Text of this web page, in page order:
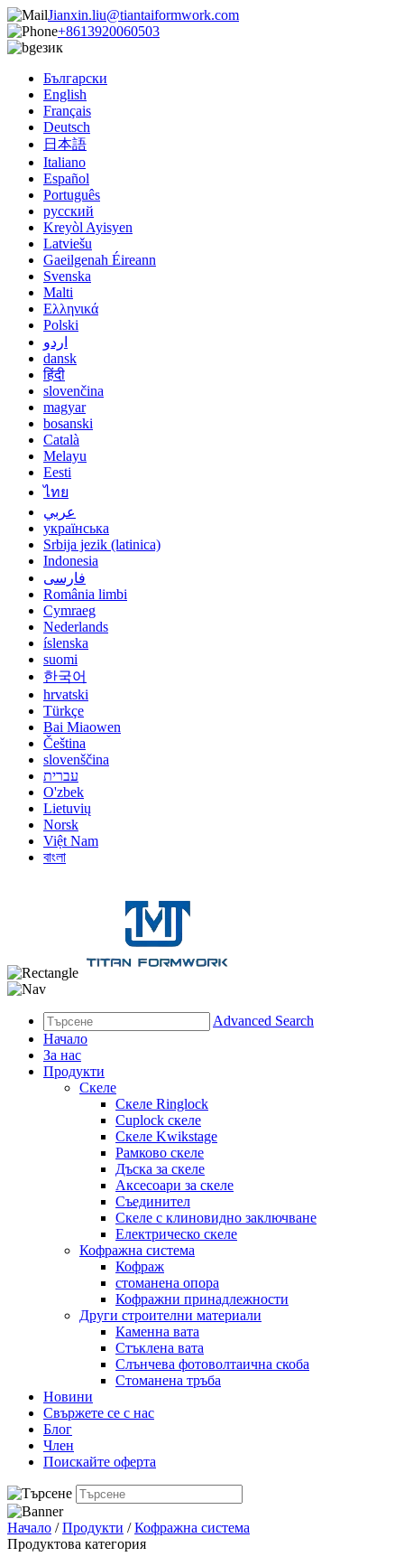
Jianxin.liu@tiantaiformwork.com
+8613920060503
език
Български
English
Français
Deutsch
日本語
Italiano
Español
Português
русский
Kreyòl Ayisyen
Latviešu
Gaeilgenah Éireann
Svenska
Malti
Ελληνικά
Polski
اردو
dansk
हिंदी
slovenčina
magyar
bosanski
Català
Melayu
Eesti
ไทย
عربي
українська
Srbija jezik (latinica)
Indonesia
فارسی
România limbi
Cymraeg
Nederlands
íslenska
suomi
한국어
hrvatski
Türkçe
Bai Miaowen
Čeština
slovenščina
עברית
O'zbek
Lietuvių
Norsk
Việt Nam
বাংলা
Advanced Search
Начало
За нас
Продукти
Скеле
Скеле Ringlock
Cuplock скеле
Скеле Kwikstage
Рамково скеле
Дъска за скеле
Аксесоари за скеле
Съединител
Скеле с клиновидно заключване
Електрическо скеле
Кофражна система
Кофраж
стоманена опора
Кофражни принадлежности
Други строителни материали
Каменна вата
Стъклена вата
Слънчева фотоволтаична скоба
Стоманена тръба
Новини
Свържете се с нас
Блог
Член
Поискайте оферта
Начало /Продукти /Кофражна система
Продуктова категория